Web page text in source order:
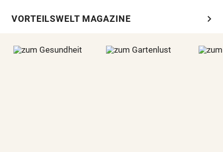
VORTEILSWELT MAGAZINE chevron_right